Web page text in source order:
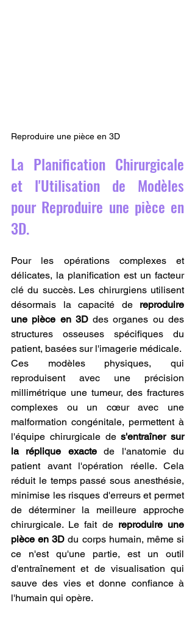
Reproduire une pièce en 3D
La Planification Chirurgicale
et l'Utilisation de Modèles
pour Reproduire une pièce en
3D.
Pour les opérations complexes et
délicates, la planification est un facteur
clé du succès. Les chirurgiens utilisent
désormais la capacité de reproduire
une pièce en 3D des organes ou des
structures osseuses spécifiques du
patient, basées sur l'imagerie médicale.
Ces modèles physiques, qui
reproduisent avec une précision
millimétrique une tumeur, des fractures
complexes ou un cœur avec une
malformation congénitale, permettent à
l'équipe chirurgicale de s'entraîner sur
la réplique exacte de l'anatomie du
patient avant l'opération réelle. Cela
réduit le temps passé sous anesthésie,
minimise les risques d'erreurs et permet
de déterminer la meilleure approche
chirurgicale. Le fait de reproduire une
pièce en 3D du corps humain, même si
ce n'est qu'une partie, est un outil
d'entraînement et de visualisation qui
sauve des vies et donne confiance à
l'humain qui opère.